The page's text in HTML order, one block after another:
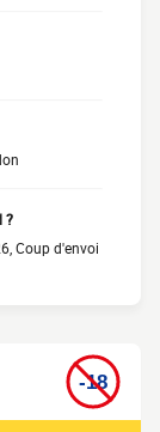
?
Coup d'envoi